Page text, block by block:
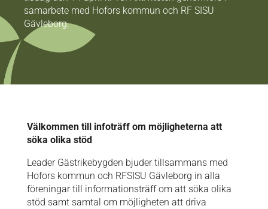
samarbete med Hofors kommun och RF SISU
Gävleborg.
Välkommen till infoträff om möjligheterna att
söka olika stöd
Leader Gästrikebygden bjuder tillsammans med
Hofors kommun och RFSISU Gävleborg in alla
föreningar till informationsträff om att söka olika
stöd samt samtal om möjligheten att driva